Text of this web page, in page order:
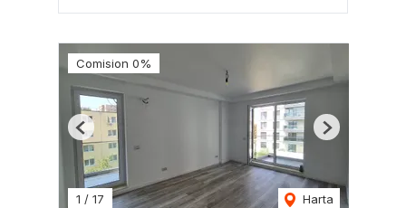
Comision 0%
1 / 17 Harta
Previous Next